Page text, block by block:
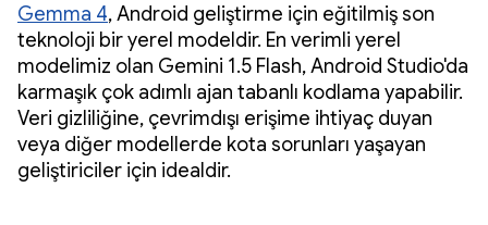
Gemma 4, Android geliştirme için eğitilmiş son
teknoloji bir yerel modeldir. En verimli yerel
modelimiz olan Gemini 1.5 Flash, Android Studio'da
karmaşık çok adımlı ajan tabanlı kodlama yapabilir.
Veri gizliliğine, çevrimdışı erişime ihtiyaç duyan
veya diğer modellerde kota sorunları yaşayan
geliştiriciler için idealdir.